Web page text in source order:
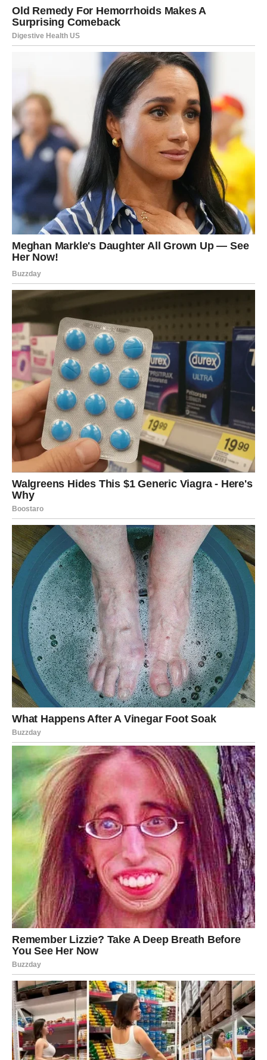
Ako ste u vezi, dolazi vrijeme kada će emocije postati
dublje.
Neke nesuglasice koje su vas udaljavale polako ostaju iza
Partner bi mogao pokazati više nježnosti i razumijevanja
nego ranije.
Biće to period tokom kojeg ćete se podsjetiti zašto ste
nekada izabrali jedno drugo.
NE PLAŠITE SE ONOGA ŠTO
OSJEĆATE
Rakovi često pokušavaju zaštititi svoje srce tako što kriju
emocije.
Ovoga puta zvijezde vam poručuju da budete hrabri.
Ne zatvarajte vrata nekome ko iskreno pokušava ući u vaš
život.
Ne odbijajte sreću samo zato što ste nekada bili
povrijeđeni.
NAJLJEPŠA LJUBAVNA PRIČA
TEK POČINJE
Pred vama je period pun nježnosti, pažnje i emocija koje
vraćaju vjeru u ljubav.
Srodna duša zaista kuca na vaša vrata.
Možda ne dolazi u obliku kakav ste zamišljali.
Možda ne dolazi u vrijeme koje ste planirali.
Ali dolazi onda kada vam je najpotrebnija.
A kada se osvrnete nekoliko mjeseci kasnije, mogli biste
shvatiti da je upravo ovaj period bio početak najsretnijeg
poglavlja vašeg života.